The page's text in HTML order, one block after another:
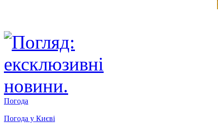
Погода
Погода у Києві